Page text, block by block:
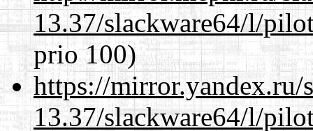
13.37/slackware64/l/
prio 100)
https://mirror.yandex.ru/
13.37/slackware64/l/